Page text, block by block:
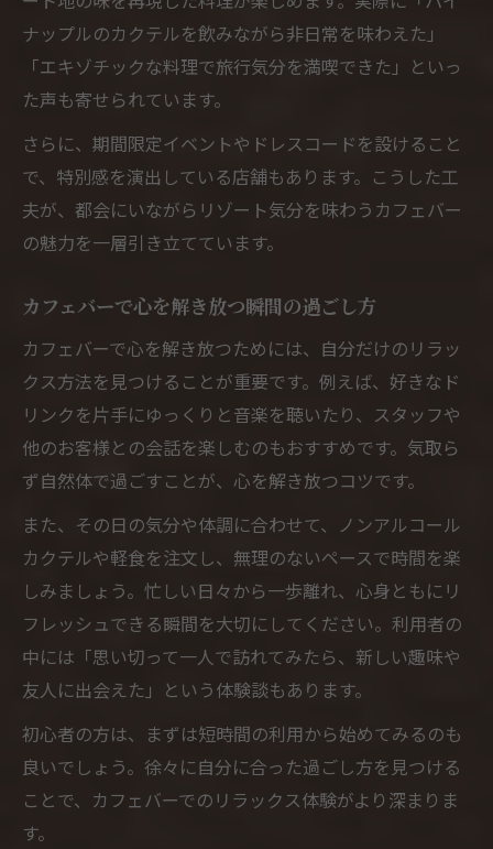
ナップルのカクテルを飲みながら非日常を味わえた」
「エキゾチックな料理で旅行気分を満喫できた」といっ
た声も寄せられています。
さらに、期間限定イベントやドレスコードを設けること
で、特別感を演出している店舗もあります。こうした工
夫が、都会にいながらリゾート気分を味わうカフェバー
の魅力を一層引き立てています。
カフェバーで心を解き放つ瞬間の過ごし方
カフェバーで心を解き放つためには、自分だけのリラッ
クス方法を見つけることが重要です。例えば、好きなド
リンクを片手にゆっくりと音楽を聴いたり、スタッフや
他のお客様との会話を楽しむのもおすすめです。気取ら
ず自然体で過ごすことが、心を解き放つコツです。
また、その日の気分や体調に合わせて、ノンアルコール
カクテルや軽食を注文し、無理のないペースで時間を楽
しみましょう。忙しい日々から一歩離れ、心身ともにリ
フレッシュできる瞬間を大切にしてください。利用者の
中には「思い切って一人で訪れてみたら、新しい趣味や
友人に出会えた」という体験談もあります。
初心者の方は、まずは短時間の利用から始めてみるのも
良いでしょう。徐々に自分に合った過ごし方を見つける
ことで、カフェバーでのリラックス体験がより深まりま
す。